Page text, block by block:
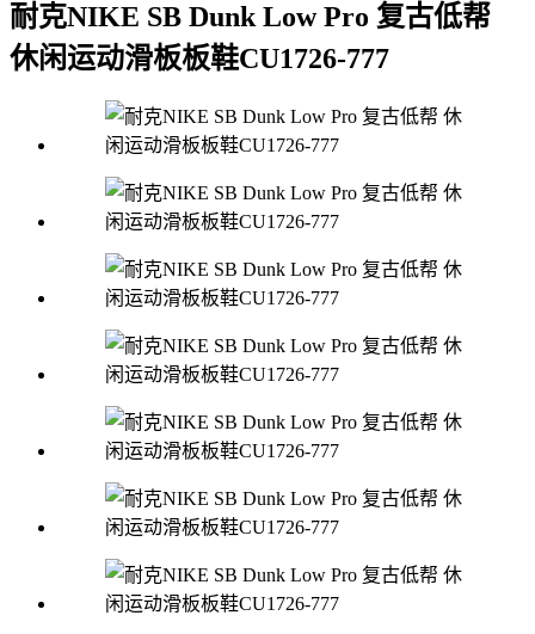
耐克NIKE SB Dunk Low Pro 复古低帮
休闲运动滑板板鞋CU1726-777